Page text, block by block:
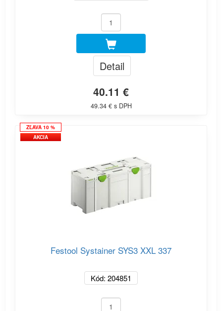
Detail
40.11 €
49.34 € s DPH
ZĽAVA 10 %
AKCIA
Festool Systainer SYS3 XXL 337
Kód: 204851